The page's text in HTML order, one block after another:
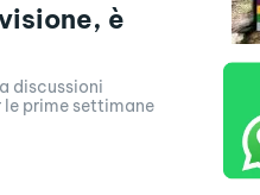
è
discussioni
prime settimane